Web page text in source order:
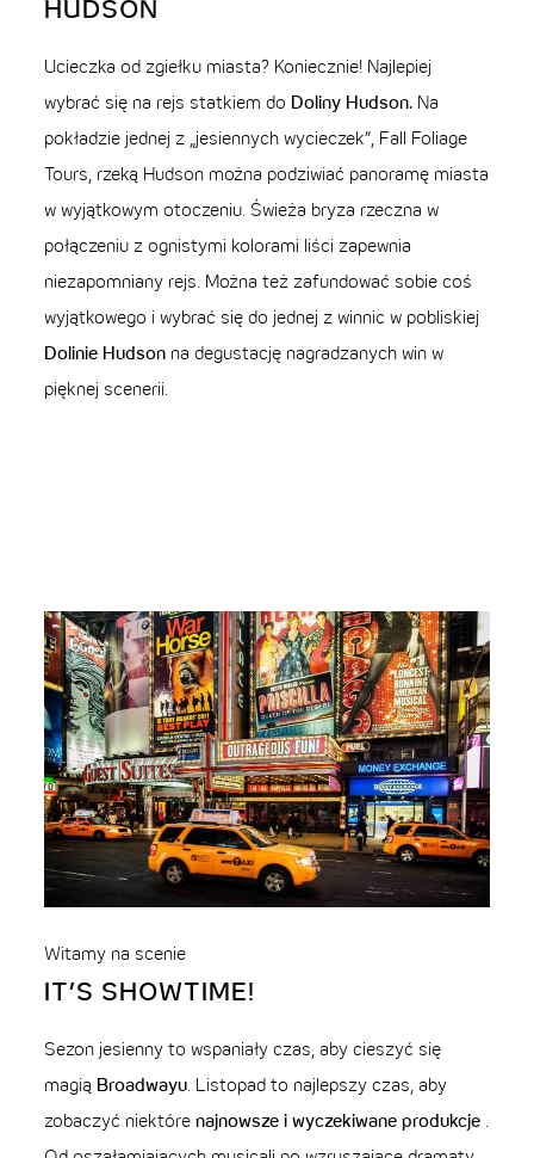
HUDSON
Ucieczka od zgiełku miasta? Koniecznie! Najlepiej
wybrać się na rejs statkiem do Doliny Hudson. Na
pokładzie jednej z „jesiennych wycieczek”, Fall Foliage
Tours, rzeką Hudson można podziwiać panoramę miasta
w wyjątkowym otoczeniu. Świeża bryza rzeczna w
połączeniu z ognistymi kolorami liści zapewnia
niezapomniany rejs. Można też zafundować sobie coś
wyjątkowego i wybrać się do jednej z winnic w pobliskiej
Dolinie Hudson na degustację nagradzanych win w
pięknej scenerii.
Witamy na scenie
IT’S SHOWTIME!
Sezon jesienny to wspaniały czas, aby cieszyć się
magią Broadwayu. Listopad to najlepszy czas, aby
zobaczyć niektórenajnowsze i wyczekiwane produkcje .